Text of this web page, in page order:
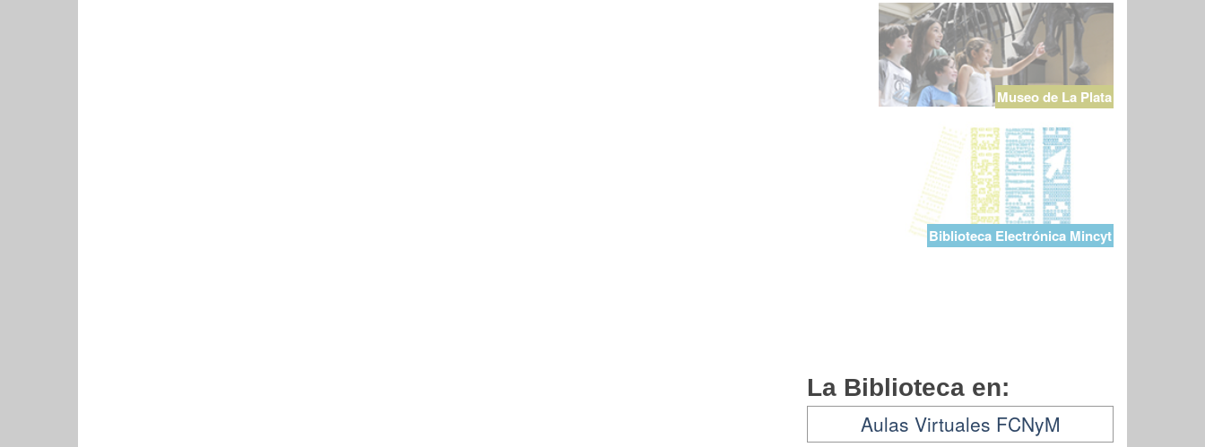
Museo de La Plata
Biblioteca Electrónica Mincyt
La Biblioteca en:
Aulas Virtuales FCNyM